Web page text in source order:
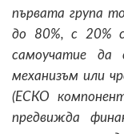
първата група
до 80%, с 20%
самоучатие да
механизъм или
(ЕСКО
предвижда